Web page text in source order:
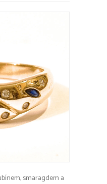
smaragdem a